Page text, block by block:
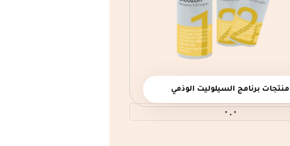
منتجات برنامج السيلوليت الوذمي
٠.٠